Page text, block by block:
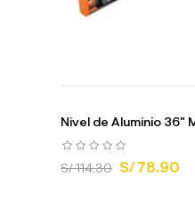
Nivel de Aluminio 36"
S/ 114.30 S/ 78.90